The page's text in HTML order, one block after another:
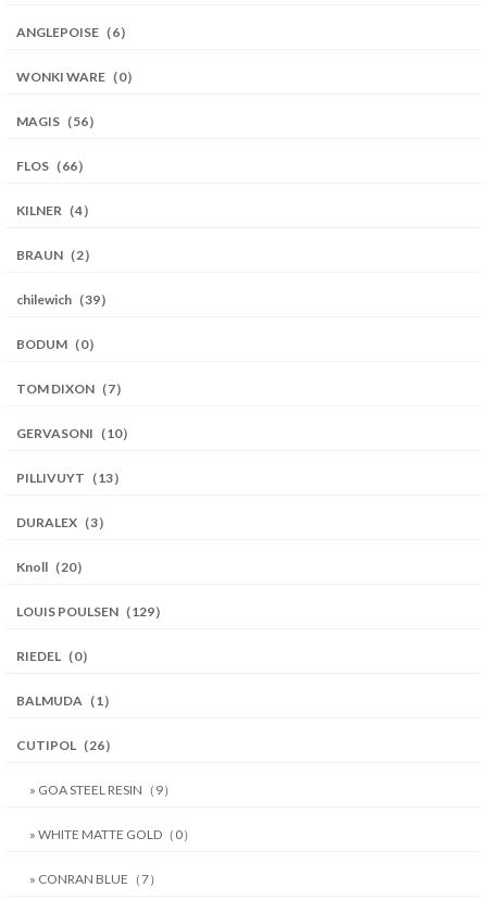
ANGLEPOISE（6）
WONKI WARE（0）
MAGIS（56）
FLOS（66）
KILNER（4）
BRAUN（2）
chilewich（39）
BODUM（0）
TOM DIXON（7）
GERVASONI（10）
PILLIVUYT（13）
DURALEX（3）
Knoll（20）
LOUIS POULSEN（129）
RIEDEL（0）
BALMUDA（1）
CUTIPOL（26）
» GOA STEEL RESIN（9）
» WHITE MATTE GOLD（0）
» CONRAN BLUE（7）